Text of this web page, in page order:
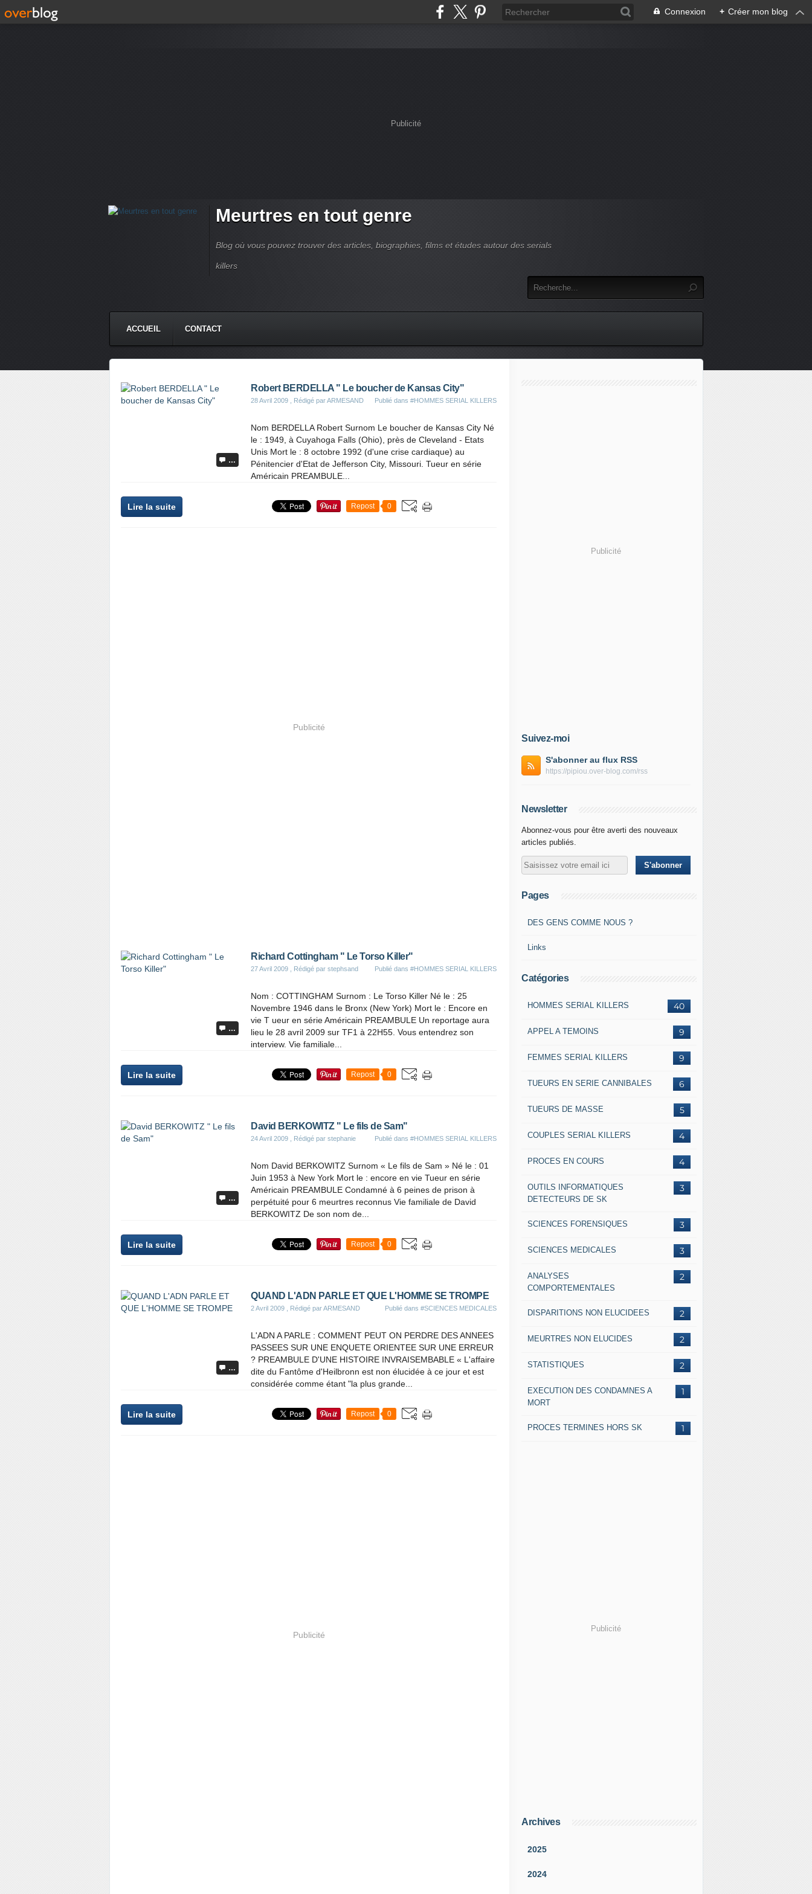
Connexion + Créer mon blog
Publicité
Meurtres en tout genre
Blog où vous pouvez trouver des articles, biographies, films et études autour des serials
killers
ACCUEIL CONTACT
…
Robert BERDELLA " Le boucher de Kansas City"
28 Avril 2009 , Rédigé par ARMESAND Publié dans #HOMMES SERIAL KILLERS
Nom BERDELLA Robert Surnom Le boucher de Kansas City Né
le : 1949, à Cuyahoga Falls (Ohio), près de Cleveland - Etats
Unis Mort le : 8 octobre 1992 (d'une crise cardiaque) au
Pénitencier d'Etat de Jefferson City, Missouri. Tueur en série
Américain PREAMBULE...
Lire la suite Repost 0
Publicité
…
Richard Cottingham " Le Torso Killer"
27 Avril 2009 , Rédigé par stephsand Publié dans #HOMMES SERIAL KILLERS
Nom : COTTINGHAM Surnom : Le Torso Killer Né le : 25
Novembre 1946 dans le Bronx (New York) Mort le : Encore en
vie T ueur en série Américain PREAMBULE Un reportage aura
lieu le 28 avril 2009 sur TF1 à 22H55. Vous entendrez son
interview. Vie familiale...
Lire la suite Repost 0
…
David BERKOWITZ " Le fils de Sam"
24 Avril 2009 , Rédigé par stephanie Publié dans #HOMMES SERIAL KILLERS
Nom David BERKOWITZ Surnom « Le fils de Sam » Né le : 01
Juin 1953 à New York Mort le : encore en vie Tueur en série
Américain PREAMBULE Condamné à 6 peines de prison à
perpétuité pour 6 meurtres reconnus Vie familiale de David
BERKOWITZ De son nom de...
Lire la suite Repost 0
…
QUAND L'ADN PARLE ET QUE L'HOMME SE TROMPE
2 Avril 2009 , Rédigé par ARMESAND Publié dans #SCIENCES MEDICALES
L'ADN A PARLE : COMMENT PEUT ON PERDRE DES ANNEES
PASSEES SUR UNE ENQUETE ORIENTEE SUR UNE ERREUR
? PREAMBULE D'UNE HISTOIRE INVRAISEMBABLE « L'affaire
dite du Fantôme d'Heilbronn est non élucidée à ce jour et est
considérée comme étant "la plus grande...
Lire la suite Repost 0
Publicité
Publicité
Suivez-moi
S'abonner au flux RSS
https://pipiou.over-blog.com/rss
Newsletter
Abonnez-vous pour être averti des nouveaux
articles publiés.
Pages
DES GENS COMME NOUS ?
Links
Catégories
40
HOMMES SERIAL KILLERS
9
APPEL A TEMOINS
9
FEMMES SERIAL KILLERS
6
TUEURS EN SERIE CANNIBALES
5
TUEURS DE MASSE
4
COUPLES SERIAL KILLERS
4
PROCES EN COURS
3
OUTILS INFORMATIQUES
DETECTEURS DE SK
3
SCIENCES FORENSIQUES
3
SCIENCES MEDICALES
2
ANALYSES
COMPORTEMENTALES
2
DISPARITIONS NON ELUCIDEES
2
MEURTRES NON ELUCIDES
2
STATISTIQUES
1
EXECUTION DES CONDAMNES A
MORT
1
PROCES TERMINES HORS SK
Publicité
Archives
2025
2024